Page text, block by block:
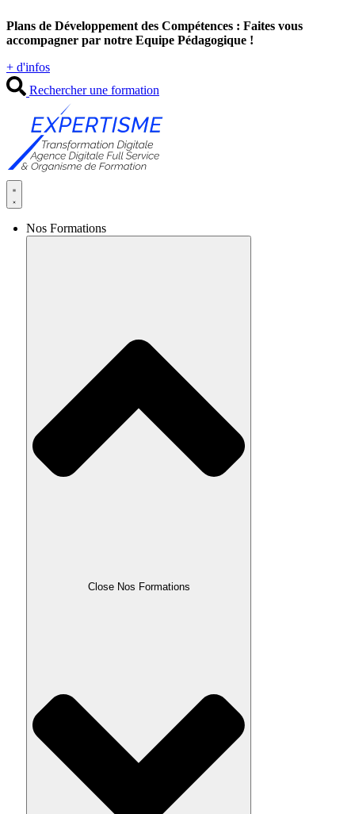
au
contenu
Plans de Développement des Compétences : Faites vous
accompagner par notre Equipe Pédagogique !
+ d'infos
Rechercher une formation
Nos Formations
Close Nos Formations